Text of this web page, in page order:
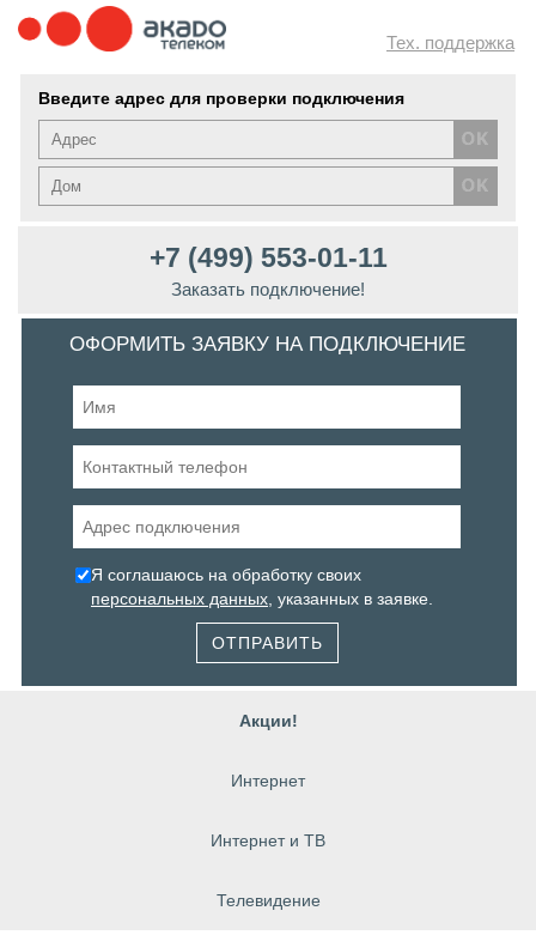
Тех. поддержка
Введите адрес для проверки подключения
+7 (499) 553-01-11
Заказать подключение!
ОФОРМИТЬ ЗАЯВКУ НА ПОДКЛЮЧЕНИЕ
Я соглашаюсь на обработку своих
персональных данных , указанных в заявке.
ОТПРАВИТЬ
Акции!
Интернет
Интернет и ТВ
Телевидение